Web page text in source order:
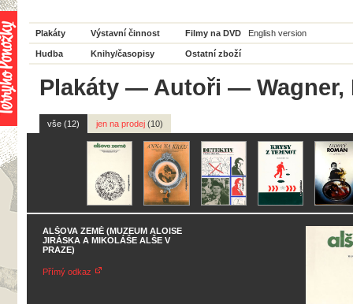
Plakáty Výstavní činnost Filmy na DVD English version
Hudba Knihy/časopisy Ostatní zboží
Plakáty — Autoři — Wagner,
vše (12) jen na prodej (10)
ALŠOVA ZEMĚ (MUZEUM ALOISE
JIRÁSKA A MIKOLÁŠE ALŠE V
PRAZE)
Přímý odkaz